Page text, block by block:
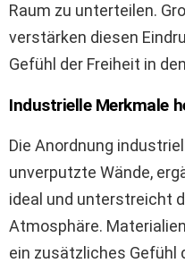
Raum zu unterteilen.
verstärken diesen
Gefühl der Freiheit in
Industrielle Merkmale
Die Anordnung
unverputzte Wände,
ideal und unterstreicht
Atmosphäre.
ein zusätzliches Gefühl